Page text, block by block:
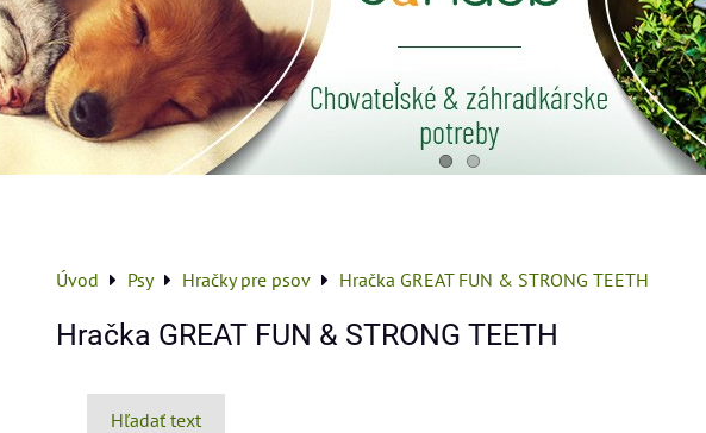
Úvod Psy Hračky pre psov Hračka GREAT FUN & STRONG TEETH
Hračka GREAT FUN & STRONG TEETH
Hľadať text